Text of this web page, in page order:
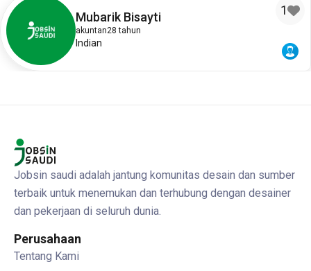
Mubarik Bisayti
akuntan28 tahun
Indian
1
Jobsin saudi adalah jantung komunitas desain dan sumber
terbaik untuk menemukan dan terhubung dengan desainer
dan pekerjaan di seluruh dunia.
Perusahaan
Tentang Kami